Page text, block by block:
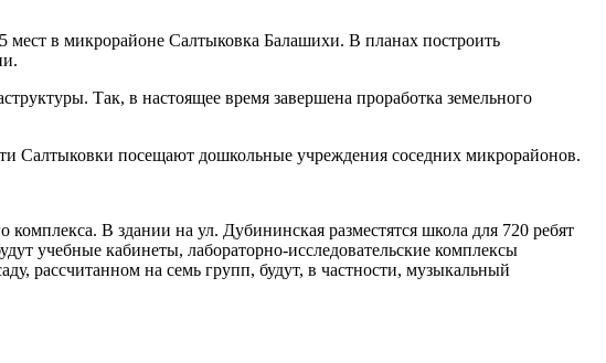
мест в микрорайоне Салтыковка Балашихи. В планах построить
Так, в настоящее время завершена проработка земельного
Салтыковки посещают дошкольные учреждения соседних микрорайонов.
В здании на ул. Дубининская разместятся школа для 720 ребят
учебные кабинеты, лабораторно-исследовательские комплексы
рассчитанном на семь групп, будут, в частности, музыкальный